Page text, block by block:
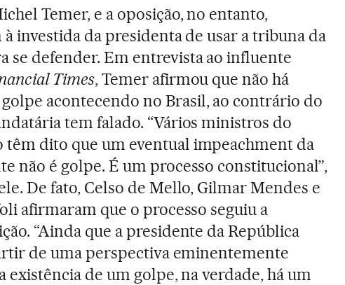
Temer, e a oposição, no entanto,
investida da presidenta de usar a tribuna da
se defender. Em entrevista ao influente
Times, Temer afirmou que não há
acontecendo no Brasil, ao contrário do
tem falado. “Vários ministros do
têm dito que um eventual impeachment da
não é golpe. É um processo constitucional”,
De fato, Celso de Mello, Gilmar Mendes e
afirmaram que o processo seguiu a
“Ainda que a presidente da República
de uma perspectiva eminentemente
existência de um golpe, na verdade, há um